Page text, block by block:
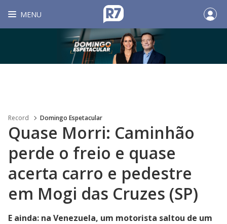
MENU
Record Domingo Espetacular
Quase Morri: Caminhão
perde o freio e quase
acerta carro e pedestre
em Mogi das Cruzes (SP)
E ainda: na Venezuela, um motorista saltou de um